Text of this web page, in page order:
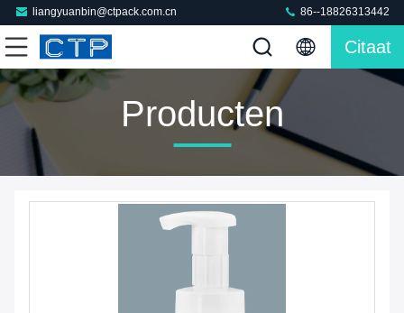
liangyuanbin@ctpack.com.cn 86--18826313442
Citaat
Producten